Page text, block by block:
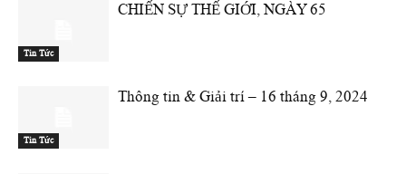
Tin Tức
CHIẾN SỰ THẾ GIỚI, NGÀY 65
Tin Tức
Thông tin & Giải trí – 16 tháng 9, 2024